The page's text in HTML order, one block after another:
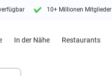
10+ Millionen Mitglieder
In der Nähe Restaurants